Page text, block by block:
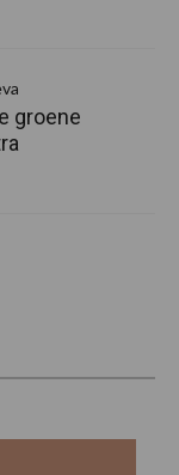
groene